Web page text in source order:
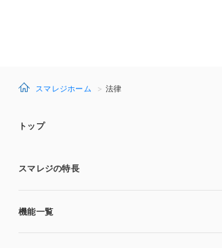
スマレジホーム 法律
トップ
スマレジの特長
機能一覧